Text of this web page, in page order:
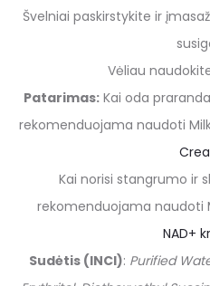
Švelniai paskirstykite ir
Vėliau
Patarimas: Kai oda
rekomenduojama naudoti
Kai norisi stangrumo ir
rekomenduojama naudoti
NAD+
Sudėtis (INCI): Purified